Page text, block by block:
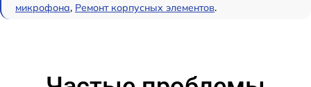
микрофона, Ремонт корпусных элементов.